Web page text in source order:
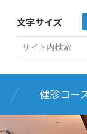
文字サイズ
健診コー